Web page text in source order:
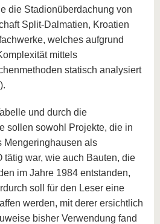
die Stadionüberdachung von
Split-Dalmatien, Kroatien
welches aufgrund
mittels
statisch analysiert
und durch die
sollen sowohl Projekte, die in
Mengeringhausen als
tätig war, wie auch Bauten, die
im Jahre 1984 entstanden,
soll für den Leser eine
werden, mit derer ersichtlich
bisher Verwendung fand